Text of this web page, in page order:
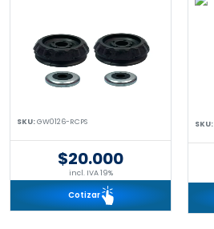
SKU:GW0126-RCPS
$20.000
incl. IVA 19%
Cotizar
SKU: